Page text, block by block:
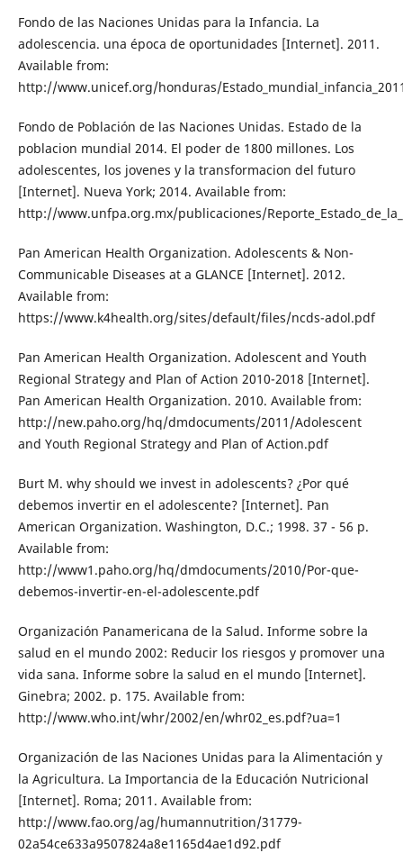
Fondo de las Naciones Unidas para la Infancia. La
adolescencia. una época de oportunidades [Internet]. 2011.
Available from:
http://www.unicef.org/honduras/
Fondo de Población de las Naciones Unidas. Estado de la
poblacion mundial 2014. El poder de 1800 millones. Los
adolescentes, los jovenes y la transformacion del futuro
[Internet]. Nueva York; 2014. Available from:
http://www.unfpa.org.mx/publicaciones/
Pan American Health Organization. Adolescents & Non-
Communicable Diseases at a GLANCE [Internet]. 2012.
Available from:
https://www.k4health.org/sites/default/files/ncds-adol.pdf
Pan American Health Organization. Adolescent and Youth
Regional Strategy and Plan of Action 2010-2018 [Internet].
Pan American Health Organization. 2010. Available from:
http://new.paho.org/hq/dmdocuments/2011/Adolescent
and Youth Regional Strategy and Plan of Action.pdf
Burt M. why should we invest in adolescents? ¿Por qué
debemos invertir en el adolescente? [Internet]. Pan
American Organization. Washington, D.C.; 1998. 37 - 56 p.
Available from:
http://www1.paho.org/hq/dmdocuments/2010/Por-que-
debemos-invertir-en-el-adolescente.pdf
Organización Panamericana de la Salud. Informe sobre la
salud en el mundo 2002: Reducir los riesgos y promover una
vida sana. Informe sobre la salud en el mundo [Internet].
Ginebra; 2002. p. 175. Available from:
http://www.who.int/whr/2002/en/whr02_es.pdf?ua=1
Organización de las Naciones Unidas para la Alimentación y
la Agricultura. La Importancia de la Educación Nutricional
[Internet]. Roma; 2011. Available from:
http://www.fao.org/ag/humannutrition/31779-
02a54ce633a9507824a8e1165d4ae1d92.pdf